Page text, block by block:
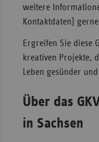
weitere
Kontaktdaten]
Ergreifen Sie diese
kreativen Projekte,
Leben gesünder
Über das
in Sachsen